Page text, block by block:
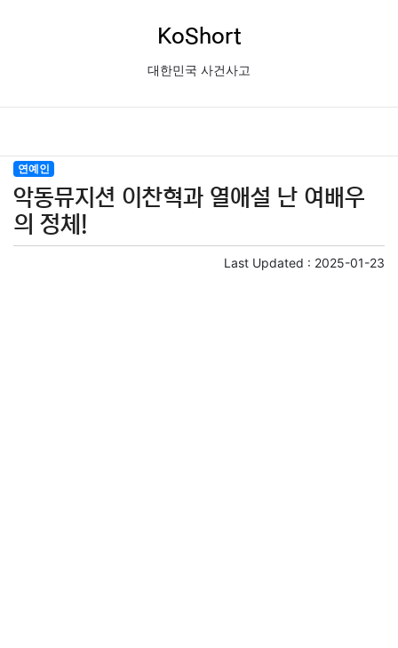
KoShort
대한민국 사건사고
연예인
악동뮤지션 이찬혁과 열애설 난 여배우
의 정체!
Last Updated : 2025-01-23